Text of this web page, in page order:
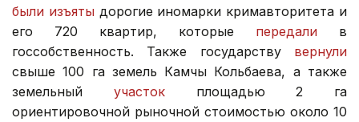
были изъятыдорогие иномарки кримавторитета и
его 720 квартир, которые передали в
госсобственность. Также государству вернули
свыше 100 га земель Камчы Кольбаева, а также
земельный участокплощадью 2 га
ориентировочной рыночной стоимостью около 10